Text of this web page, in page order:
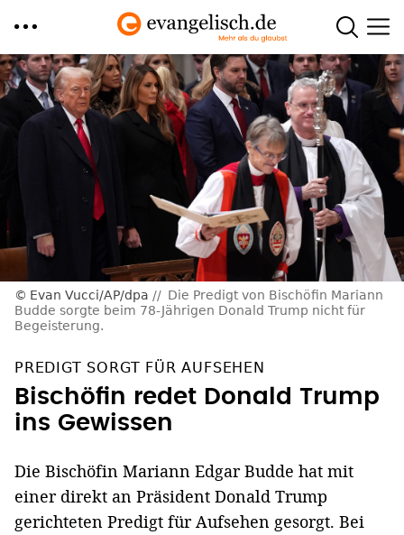
Direkt
zum
Inhalt
Evan Vucci/AP/dpa
Die Predigt von Bischöfin Mariann
Budde sorgte beim 78-Jährigen Donald Trump nicht für
Begeisterung.
PREDIGT SORGT FÜR AUFSEHEN
Bischöfin redet Donald Trump
ins Gewissen
Die Bischöfin Mariann Edgar Budde hat mit
einer direkt an Präsident Donald Trump
gerichteten Predigt für Aufsehen gesorgt. Bei